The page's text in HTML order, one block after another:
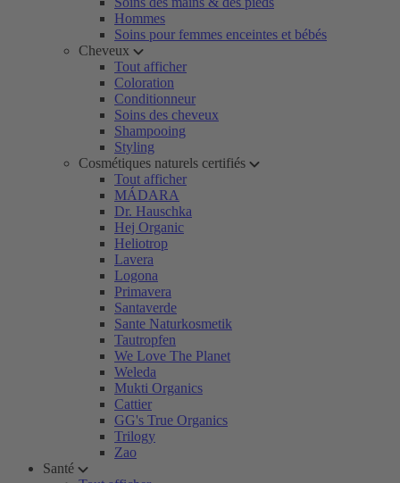
Hommes
Soins pour femmes enceintes et bébés
Cheveux
Tout afficher
Coloration
Conditionneur
Soins des cheveux
Shampooing
Styling
Cosmétiques naturels certifiés
Tout afficher
MÁDARA
Dr. Hauschka
Hej Organic
Heliotrop
Lavera
Logona
Primavera
Santaverde
Sante Naturkosmetik
Tautropfen
We Love The Planet
Weleda
Mukti Organics
Cattier
GG's True Organics
Trilogy
Zao
Santé